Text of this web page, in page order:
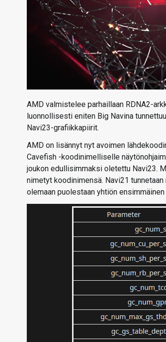
AMD valmistelee parhaillaan RDNA2-
luonnollisesti eniten Big Navina
Navi23-grafiikkapiirit.
AMD on lisännyt nyt avoimen
Cavefish -koodinimelliselle
joukon edullisimmaksi oletettu Navi23.
nimetyt koodinimensä. Navi21
olemaan puolestaan yhtiön